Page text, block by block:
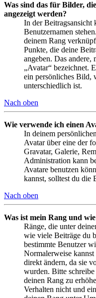
Was sind das für Bilder,
angezeigt werden?
In der Beitragsansicht
Benutzernamen
deinem Rang
Punkte, die deine
angeben. Das
„Avatar“ bezeichnet.
ein persönliches Bild,
unterschiedlich ist.
Nach oben
Wie verwende ich einen
In deinem
Avatar über eine der
Gravatar, Galerie,
Administration kann
Avatare benutzen
kannst, solltest du die
Nach oben
Was ist mein Rang und
Ränge, die unter
wie viele Beiträge du
bestimmte Benutzer
Normalerweise
direkt ändern, da sie
wurden. Bitte
deinen Rang zu
Verhalten nicht und